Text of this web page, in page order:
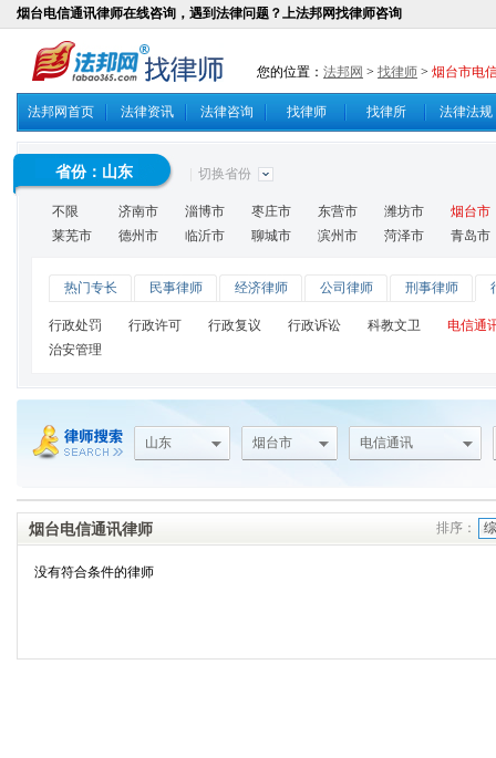
烟台电信通讯律师在线咨询，遇到法律问题？上法邦网找律师咨询
山东 烟台市 电信通讯
烟台电信通讯律师 排序：
没有符合条件的律师
省份： 山东 切换省份
不限 济南市 淄博市 枣庄市 东营市 潍坊市
烟台市
莱芜市
德州市 临沂市 聊城市 滨州市 菏泽市 青岛市
热门专长 民事律师 经济律师 公司律师 刑事律师
行政处罚 行政许可 行政复议 行政诉讼 科教文卫
电信通
治安管理
您的位置： 法邦网 > 找律师 > 烟台市电
法邦网首页 法律资讯 法律咨询 找律师 找律所 法律法规